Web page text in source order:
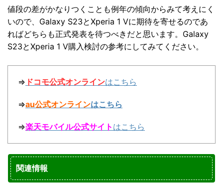
値段の差がかなりつくことも例年の傾向からみて考えにく
いので、Galaxy S23とXperia 1 Vに期待を寄せるのであ
ればどちらも正式発表を待つべきだと思います。Galaxy
S23とXperia 1 V購入検討の参考にしてみてください。
⇒ ドコモ公式オンラインはこちら
⇒au公式オンラインはこちら
⇒楽天モバイル公式サイト はこちら
関連情報